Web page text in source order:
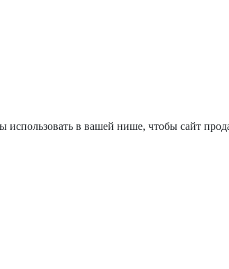
в вашей нише, чтобы сайт